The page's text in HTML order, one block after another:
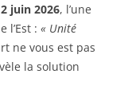
2 juin 2026, l’une
l’Est : « Unité
ne vous est pas
la solution